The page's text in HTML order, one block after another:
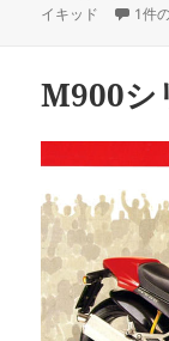
稿
イキッド
1件
M900シ